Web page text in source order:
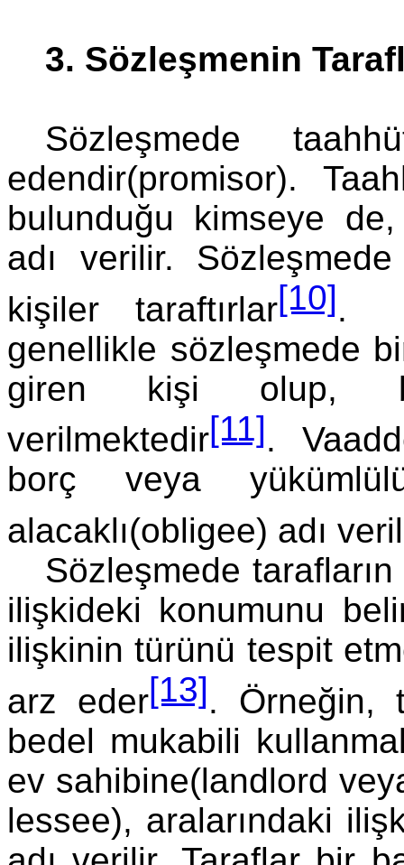
3. Sözleşmenin
Sözleşmede
edendir(promisor).
bulunduğu kimseye
adı verilir.
kişiler taraftırlar[10].
genellikle sözleşmede
giren kişi olup,
verilmektedir[11].
borç veya
alacaklı(obligee) adı
Sözleşmede
ilişkideki konumunu
ilişkinin türünü tespit
arz eder[13]. Örneğin,
bedel mukabili
ev sahibine(landlord
lessee), aralarındaki